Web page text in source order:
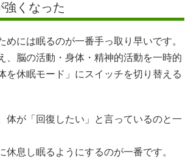
強くなった
めには眠るのが一番手っ取り早いです。
、脳の活動・身体・精神的活動を一時的
を休眠モード」にスイッチを切り替える
体が「回復したい」と言っているのと一
休息し眠るようにするのが一番です。